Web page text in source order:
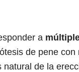
a
de pene
de la